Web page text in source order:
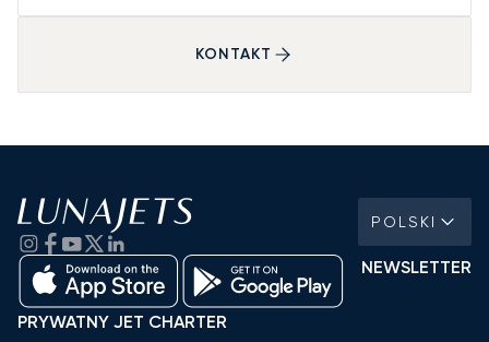
KONTAKT
POLSKI
NEWSLETTER
PRYWATNY JET CHARTER